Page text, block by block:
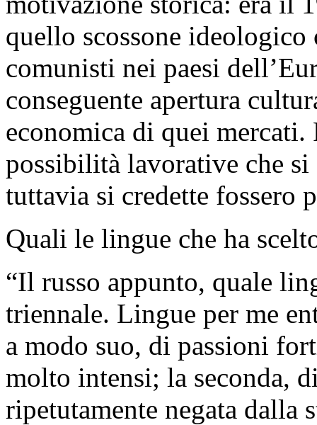
quello scossone
comunisti nei paesi
conseguente apertura
economica di quei mercati.
possibilità lavorative che si
tuttavia si credette fossero
Quali le lingue che ha
“Il russo appunto, quale
triennale. Lingue per me
a modo suo, di passioni
molto intensi; la seconda,
ripetutamente negata dalla